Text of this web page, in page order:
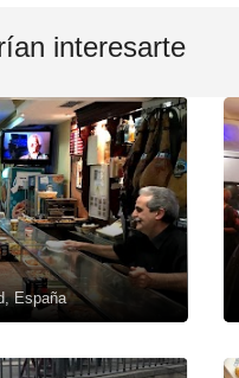
interesarte
España